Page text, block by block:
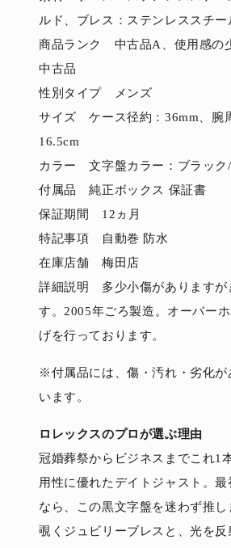
ルド、ブレス：ステンレススチー
商品ランク 中古品A、使用感の
中古品
性別タイプ メンズ
サイズ ケース径約：36mm、腕
16.5cm
カラー 文字盤カラー：ブラック
付属品 純正ボックス 保証書
保証期間 12ヵ月
特記事項 自動巻 防水
在庫店舗 梅田店
詳細説明 多少小傷がありますが
す。2005年ごろ製造。オーバー
げを行っております。
※付属品には、傷・汚れ・劣化が
います。
ロレックスのプロが選ぶ理由
冠婚葬祭からビジネスまでこれ1
用性に優れたデイトジャスト。最
なら、この黒文字盤を迷わず推し
覗くジュビリーブレスと、光を反